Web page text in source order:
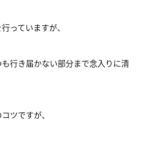
っていますが、
行き届かない部分まで念入りに清
ツですが、